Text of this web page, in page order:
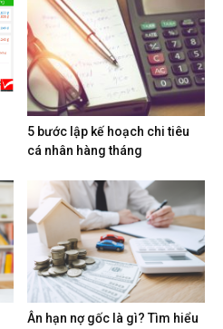
5 bước lập kế hoạch chi tiêu
cá nhân hàng tháng
Ân hạn nợ gốc là gì? Tìm hiểu